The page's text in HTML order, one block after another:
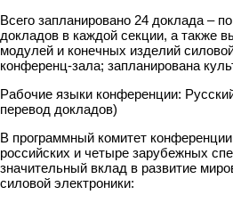
Всего запланировано 24 доклада –
докладов в каждой секции, а также
модулей и конечных изделий
конференц-зала; запланирована
Рабочие языки конференции:
перевод докладов)
В программный комитет
российских и четыре зарубежных
значительный вклад в развитие
силовой электроники: